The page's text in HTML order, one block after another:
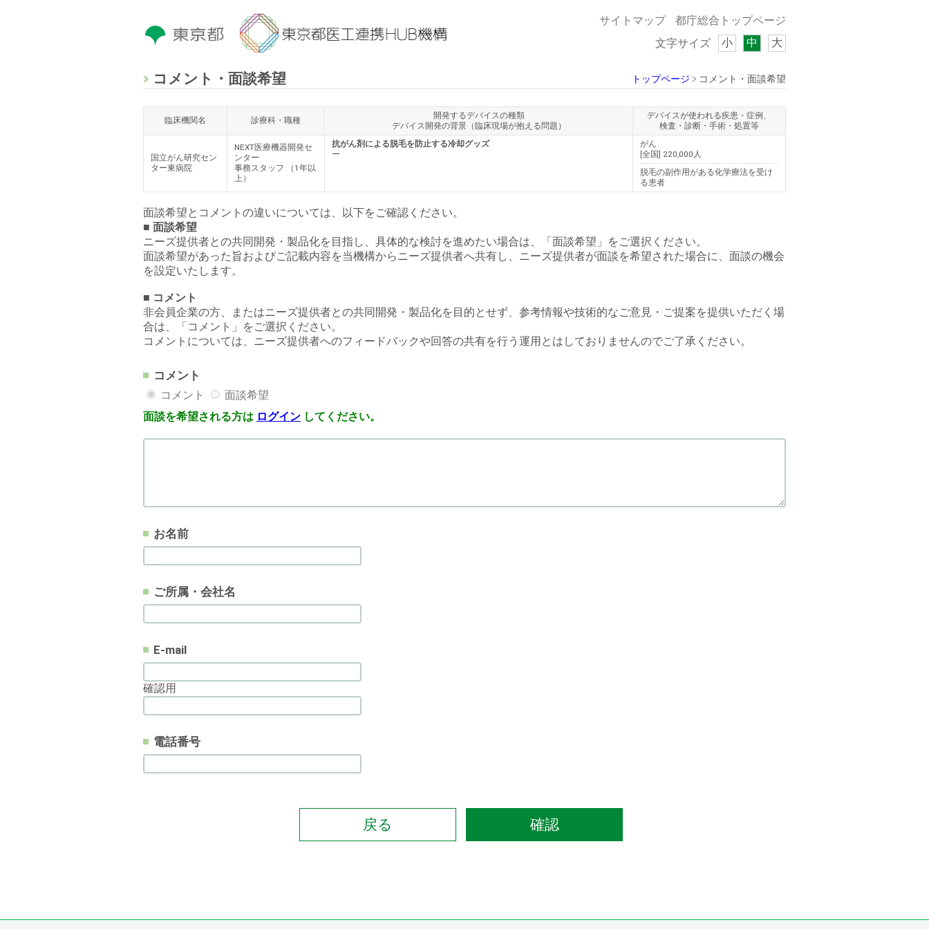
サイトマップ
都庁総合トップページ
文字サイズ
小 中 大
コメント・面談希望 トップページ コメント・面談希望
臨床機関名 診療科・職種
開発するデバイスの種類
デバイス開発の背景（臨床現場が抱える問題）
デバイスが使われる疾患・症例、
検査・診断・手術・処置等
国立がん研究セン
ター東病院
NEXT医療機器開発セ
ンター
事務スタッフ （1年以
上）
抗がん剤による脱毛を防止する冷却グッズ
ー
がん
[全国] 220,000人
脱毛の副作用がある化学療法を受け
る患者
面談希望とコメントの違いについては、以下をご確認ください。
■ 面談希望
ニーズ提供者との共同開発・製品化を目指し、具体的な検討を進めたい場合は、「面談希望」をご選択ください。
面談希望があった旨およびご記載内容を当機構からニーズ提供者へ共有し、ニーズ提供者が面談を希望された場合に、面談の機会
を設定いたします。
■ コメント
非会員企業の方、またはニーズ提供者との共同開発・製品化を目的とせず、参考情報や技術的なご意見・ご提案を提供いただく場
合は、「コメント」をご選択ください。
コメントについては、ニーズ提供者へのフィードバックや回答の共有を行う運用とはしておりませんのでご了承ください。
コメント
コメント
面談希望
面談を希望される方は ログイン してください。
お名前
ご所属・会社名
E-mail
確認用
電話番号
戻る 確認